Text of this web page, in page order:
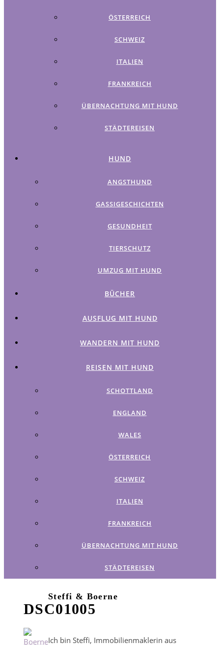
ÖSTERREICH
SCHWEIZ
ITALIEN
FRANKREICH
ÜBERNACHTUNG MIT HUND
STÄDTEREISEN
HUND
ANGSTHUND
GASSIGESCHICHTEN
GESUNDHEIT
TIERSCHUTZ
UMZUG MIT HUND
BÜCHER
AUSFLUG MIT HUND
WANDERN MIT HUND
REISEN MIT HUND
SCHOTTLAND
ENGLAND
WALES
ÖSTERREICH
SCHWEIZ
ITALIEN
FRANKREICH
ÜBERNACHTUNG MIT HUND
STÄDTEREISEN
DSC01005
Steffi & Boerne
Ich bin Steffi, Immobilienmaklerin aus